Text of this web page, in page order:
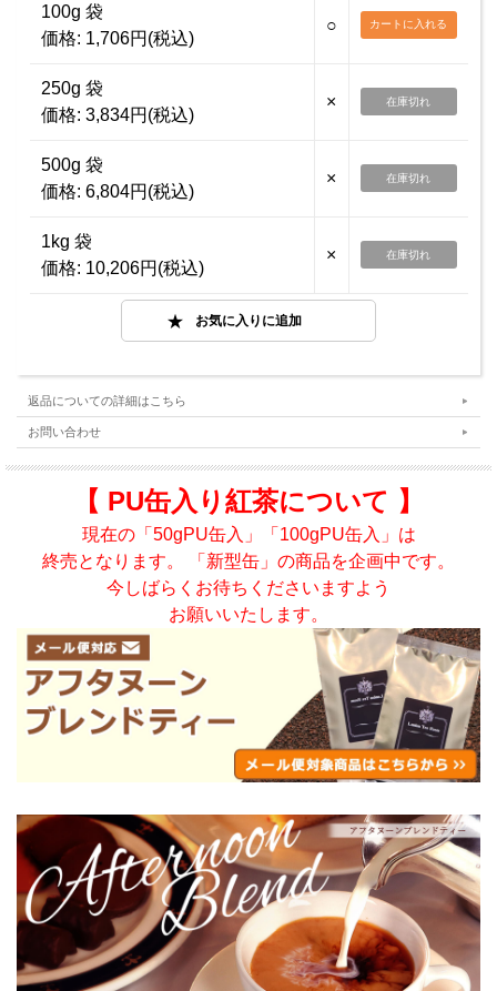
100g 袋
価格: 1,706円(税込)
○
250g 袋
価格: 3,834円(税込)
× 在庫切れ
500g 袋
価格: 6,804円(税込)
× 在庫切れ
1kg 袋
価格: 10,206円(税込)
× 在庫切れ
返品についての詳細はこちら
お問い合わせ
【 PU缶入り紅茶について 】
現在の「50gPU缶入」「100gPU缶入」は
終売となります。 「新型缶」の商品を企画中です。
今しばらくお待ちくださいますよう
お願いいたします。